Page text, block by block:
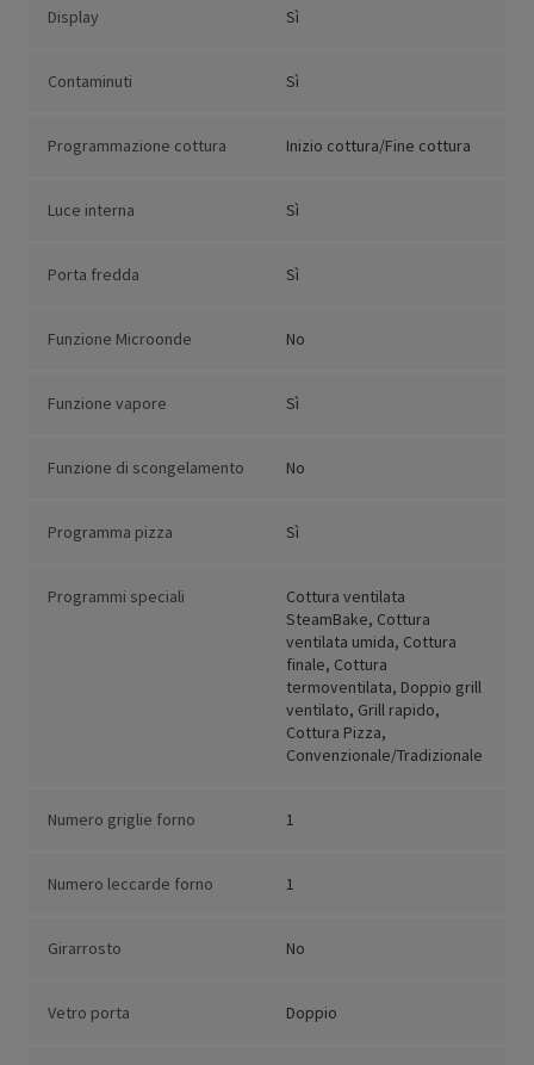
Display Sì
Contaminuti Sì
Programmazione cottura Inizio cottura/Fine cottura
Luce interna Sì
Porta fredda Sì
Funzione Microonde No
Funzione vapore Sì
Funzione di scongelamento No
Programma pizza Sì
Programmi speciali
Cottura ventilata
SteamBake, Cottura
ventilata umida, Cottura
finale, Cottura
termoventilata, Doppio grill
ventilato, Grill rapido,
Cottura Pizza,
Convenzionale/Tradizionale
Numero griglie forno 1
Numero leccarde forno 1
Girarrosto No
Vetro porta Doppio